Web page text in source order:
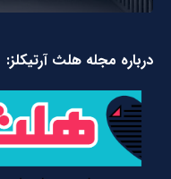
درباره مجله هلث آرتیکلز: